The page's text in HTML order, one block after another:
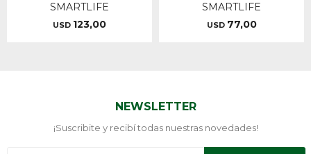
SMARTLIFE
USD 123,00
SMARTLIFE
USD 77,00
NEWSLETTER
¡Suscribite y recibí todas nuestras novedades!